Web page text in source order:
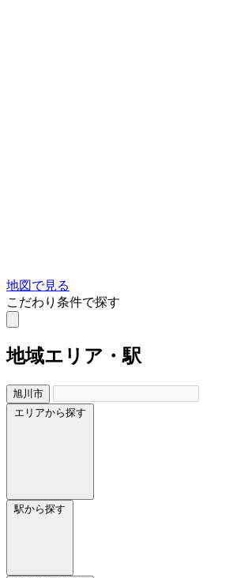
地図で見る
こだわり条件で探す
地域エリア・駅
旭川市
エリアから探す
駅から探す